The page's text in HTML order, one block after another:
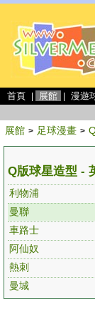
首頁 展館 漫遊
展館 > 足球漫畫 >
Q版球星造型 -
利物浦
曼聯
車路士
阿仙奴
熱刺
曼城